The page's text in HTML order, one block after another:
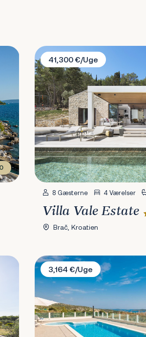
Villa Vale Estate
41,300 €/Uge
8 Gæsterne 4 Værelser
Villa Vale Estate
Brač, Kroatien
Villa Ivelja
3,164 €/Uge